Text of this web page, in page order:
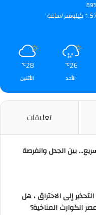
1.57 كيلومتر/ساعة
26
℃
الأحد
28
℃
الأثنين
تعليقات
بين الجدل والفرصة
إلى الاحتراق ، هل
الكوارث المناخية؟